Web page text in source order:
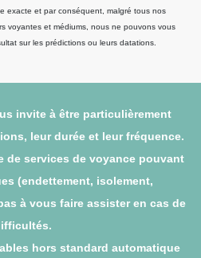
exacte et par conséquent, malgré tous nos
voyantes et médiums, nous ne pouvons vous
sur les prédictions ou leurs datations.
invite à être particulièrement
leur durée et leur fréquence.
de services de voyance pouvant
(endettement, isolement,
à vous faire assister en cas de
hors standard automatique